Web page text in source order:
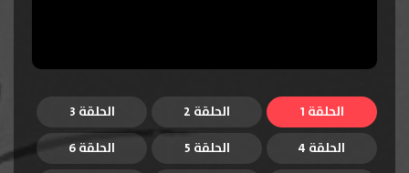
الحلقة 1 الحلقة 2
الحلقة 3
الحلقة 4
الحلقة 5 الحلقة 6